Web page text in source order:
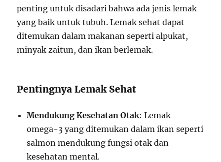
penting untuk disadari bahwa ada jenis lemak
yang baik untuk tubuh. Lemak sehat dapat
ditemukan dalam makanan seperti alpukat,
minyak zaitun, dan ikan berlemak.
Pentingnya Lemak Sehat
Mendukung Kesehatan Otak: Lemak
omega-3 yang ditemukan dalam ikan seperti
salmon mendukung fungsi otak dan
kesehatan mental.